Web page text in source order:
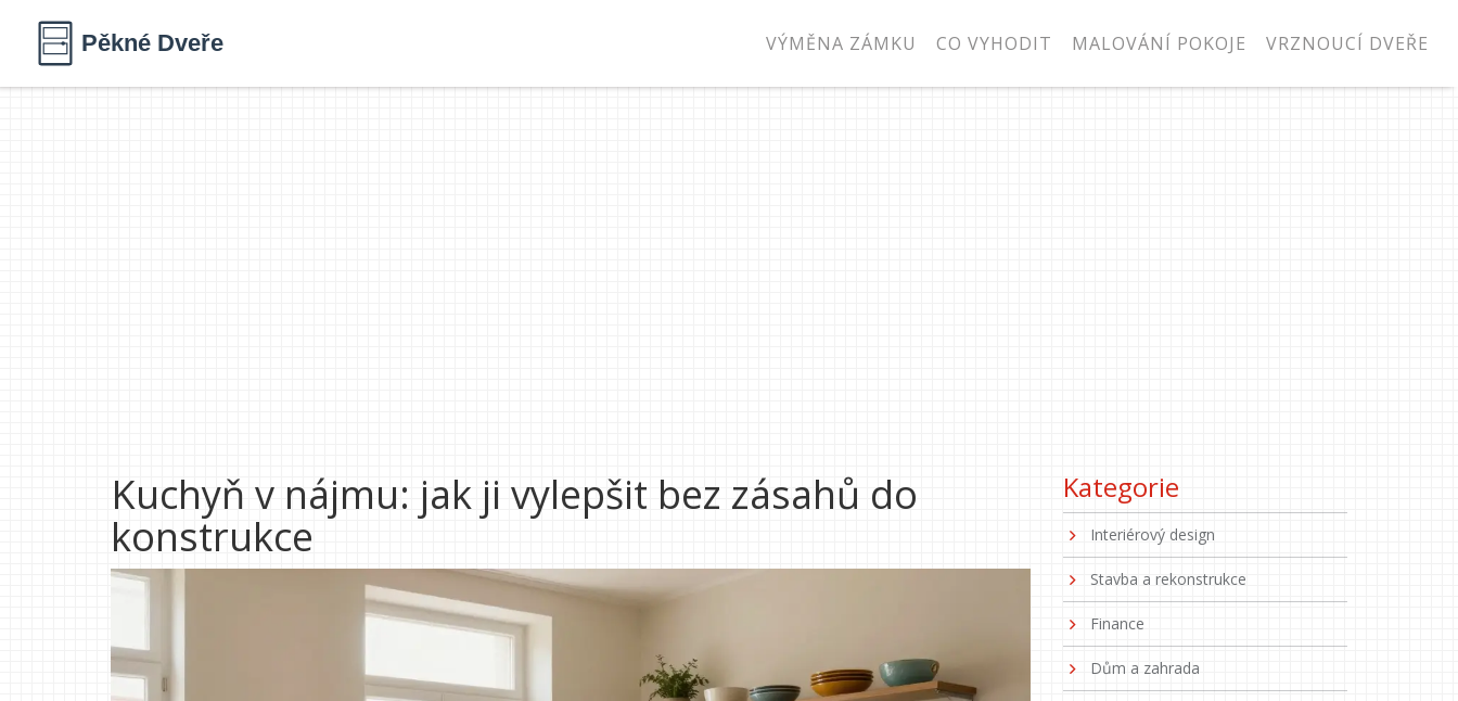
VÝMĚNA ZÁMKU CO VYHODIT MALOVÁNÍ POKOJE VRZNOUCÍ DVEŘE
Kuchyň v nájmu: jak ji vylepšit bez zásahů do
konstrukce
Kategorie
Interiérový design
Stavba a rekonstrukce
Finance
Dům a zahrada